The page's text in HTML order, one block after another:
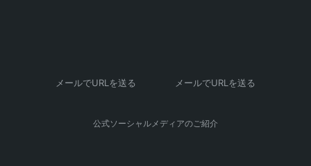
メールでURLを送る メールでURLを送る
公式ソーシャルメディアのご紹介